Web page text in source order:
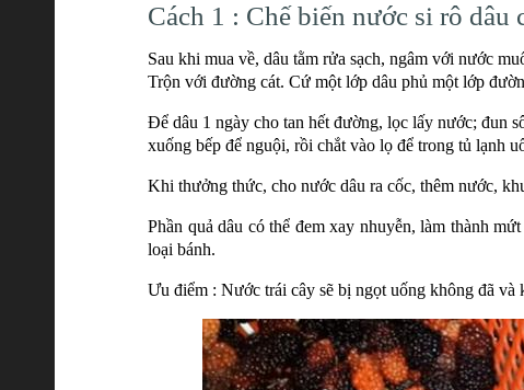
Cách 1 : Chế biến nước si rô dâu
Sau khi mua về, dâu tằm rửa sạch, ngâm với nước
Trộn với đường cát. Cứ một lớp dâu phủ một lớp
Để dâu 1 ngày cho tan hết đường, lọc lấy nước; đun
xuống bếp để nguội, rồi chắt vào lọ để trong tủ lạnh
Khi thưởng thức, cho nước dâu ra cốc, thêm nước,
Phần quả dâu có thể đem xay nhuyễn, làm thành
loại bánh.
Ưu điểm : Nước trái cây sẽ bị ngọt uống không đã và